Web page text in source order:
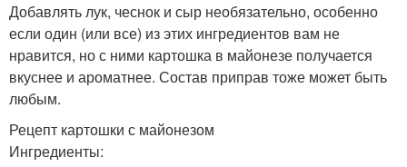
Добавлять лук, чеснок и сыр необязательно, особенно
если один (или все) из этих ингредиентов вам не
нравится, но с ними картошка в майонезе получается
вкуснее и ароматнее. Состав приправ тоже может быть
любым.
Рецепт картошки с майонезом
Ингредиенты: